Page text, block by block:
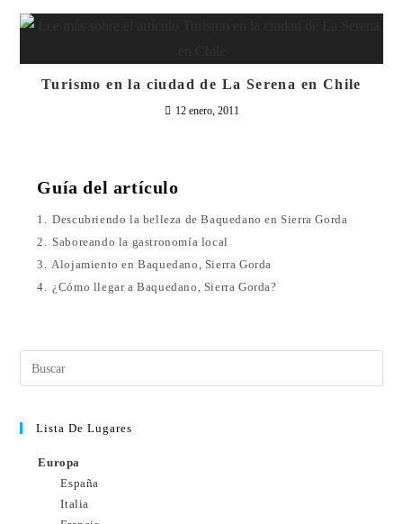
Turismo en la ciudad de La Serena en Chile
12 enero, 2011
Guía del artículo
1. Descubriendo la belleza de Baquedano en Sierra Gorda
2. Saboreando la gastronomía local
3. Alojamiento en Baquedano, Sierra Gorda
4. ¿Cómo llegar a Baquedano, Sierra Gorda?
Lista De Lugares
Europa
España
Italia